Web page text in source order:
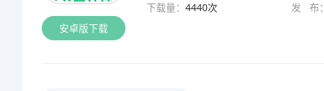
安卓版下载
下载量： 4440次 发 布：